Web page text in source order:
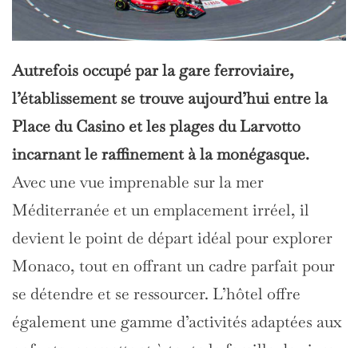
Autrefois occupé par la gare ferroviaire,
l’établissement se trouve aujourd’hui entre la
Place du Casino et les plages du Larvotto
incarnant le raffinement à la monégasque.
Avec une vue imprenable sur la mer
Méditerranée et un emplacement irréel, il
devient le point de départ idéal pour explorer
Monaco, tout en offrant un cadre parfait pour
se détendre et se ressourcer. L’hôtel offre
également une gamme d’activités adaptées aux